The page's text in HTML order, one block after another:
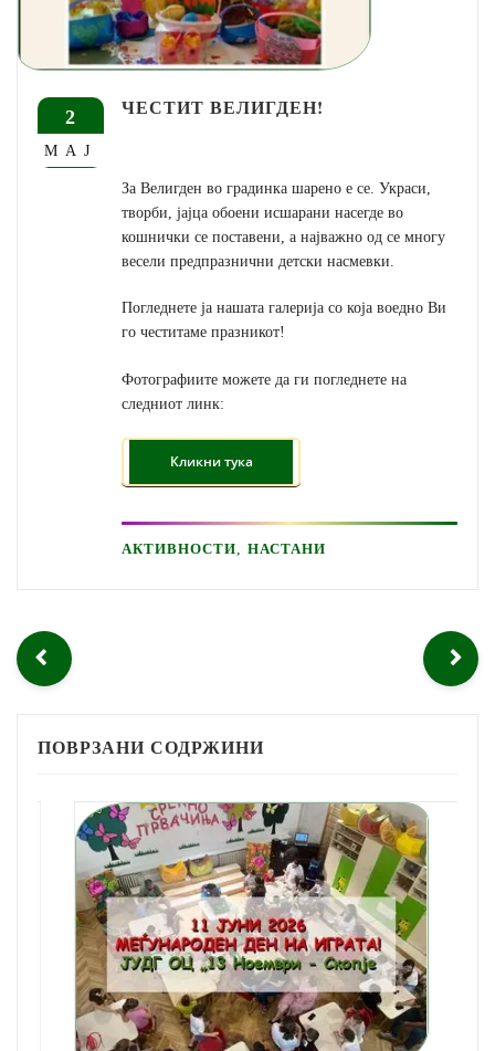
2
МАЈ
ЧЕСТИТ ВЕЛИГДЕН!
За Велигден во градинка шарено е се. Украси,
творби, јајца обоени исшарани насегде во
кошнички се поставени, а најважно од се многу
весели предпразнични детски насмевки.
Погледнете ја нашата галерија со која воедно Ви
го честитаме празникот!
Фотографиите можете да ги погледнете на
следниот линк:
АКТИВНОСТИ ,НАСТАНИ
ПОВРЗАНИ СОДРЖИНИ